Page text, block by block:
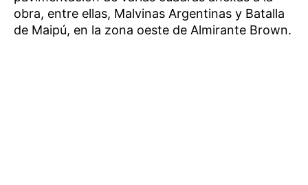
obra, entre ellas, Malvinas Argentinas y Batalla
de Maipú, en la zona oeste de Almirante Brown.